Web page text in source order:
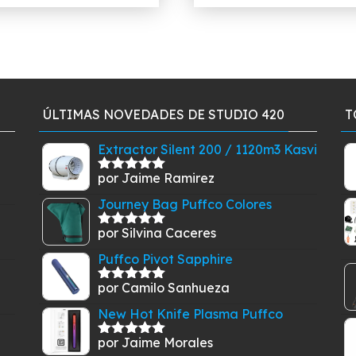
ÚLTIMAS NOVEDADES DE STUDIO 420
Extractor Silent 200 / 1120m3 Kasvi
Valorado
por Jaime Ramirez
Journey Bag Puffco Colores
Valorado
por Silvina Caceres
Puffco Pivot Sapphire
Valorado
por Camilo Sanhueza
New Hot Knife Plasma Puffco
Valorado
por Jaime Morales